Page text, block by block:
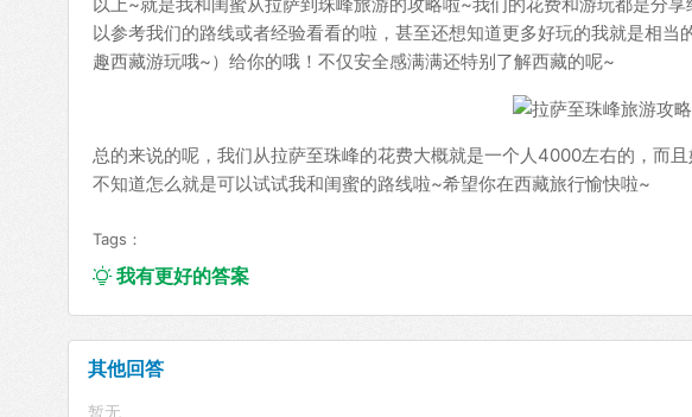
以参考我们的路线或者经验看看的啦，甚至还想知道更多好玩的我就是相
趣西藏游玩哦~）给你的哦！不仅安全感满满还特别了解西藏的呢~
总的来说的呢，我们从拉萨至珠峰的花费大概就是一个人4000左右的，而
不知道怎么就是可以试试我和闺蜜的路线啦~希望你在西藏旅行愉快啦~
Tags：
我有更好的答案
其他回答
暂无